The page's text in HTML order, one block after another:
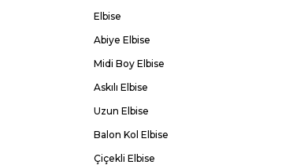
Elbise
Abiye Elbise
Midi Boy Elbise
Askılı Elbise
Uzun Elbise
Balon Kol Elbise
Çiçekli Elbise